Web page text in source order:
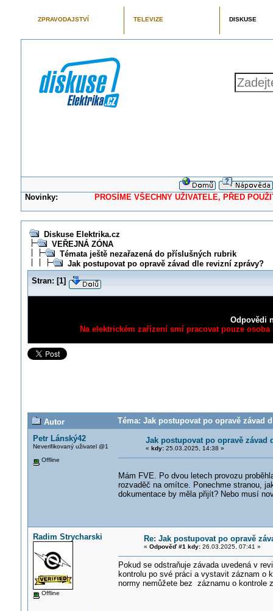
ZPRAVODAJSTVÍ TELEVIZE DISKUSE
Novinky: PROSÍME VŠECHNY UŽIVATELE, PŘED
Diskuse Elektrika.cz
VEŘEJNÁ ZÓNA
Témata ještě nezařazená do příslušných rubrik
Jak postupovat po opravě závad dle revizní zprávy?
Stran: [1]
Odpovědi
Na elektrickém zařízení smí pracovat pouze
Autor
Téma: Jak postupovat po opravě závad
Petr Lánský42
Neverifikovaný uživatel @1
Offline
Jak postupovat po opravě závad
« kdy:25.03.2025, 14:38 »
Mám FVE. Po dvou letech provozu
rozvaděč na omítce. Ponechme stranou,
dokumentace by měla přijít? Nebo musí
Radim Strycharski
Offline
Re: Jak postupovat po opravě
« Odpověď #1 kdy:26.03.2025, 07:41 »
Pokud se odstraňuje závada uvedená v
kontrolu po své práci a vystavit záznam o
normy nemůžete bez záznamu o kontrole